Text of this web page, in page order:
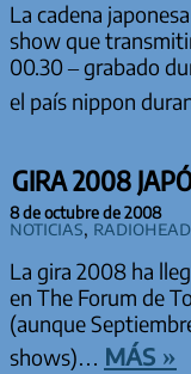
La cadena
show que
00.30 – grabado
el país nippon
GIRA 2008
8 de octubre de 2008
Noticias, Radiohead
La gira 2008 ha
en The Forum de
(aunque
shows)… más »